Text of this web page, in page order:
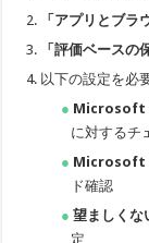
「アプリとブラ
「評価ベースの
以下の設定を必
Microsoft
に対するチ
Microsoft
ド確認
望ましくな
定